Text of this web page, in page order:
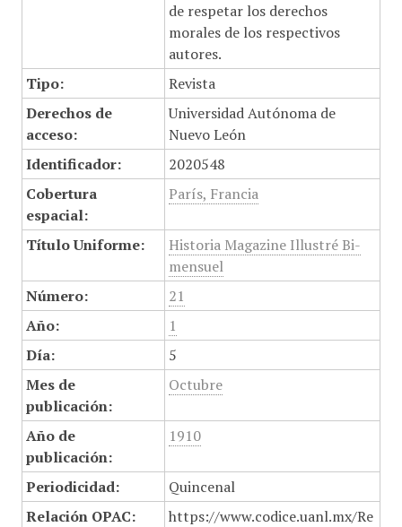
de respetar los derechos
morales de los respectivos
autores.
Tipo:
Revista
Derechos de
acceso:
Universidad Autónoma de
Nuevo León
Identificador:
2020548
Cobertura
espacial:
París, Francia
Título Uniforme:
Historia Magazine Illustré Bi-
mensuel
Número:
21
Año:
1
Día:
5
Mes de
publicación:
Octubre
Año de
publicación:
1910
Periodicidad:
Quincenal
Relación OPAC:
https://www.codice.uanl.mx/Re